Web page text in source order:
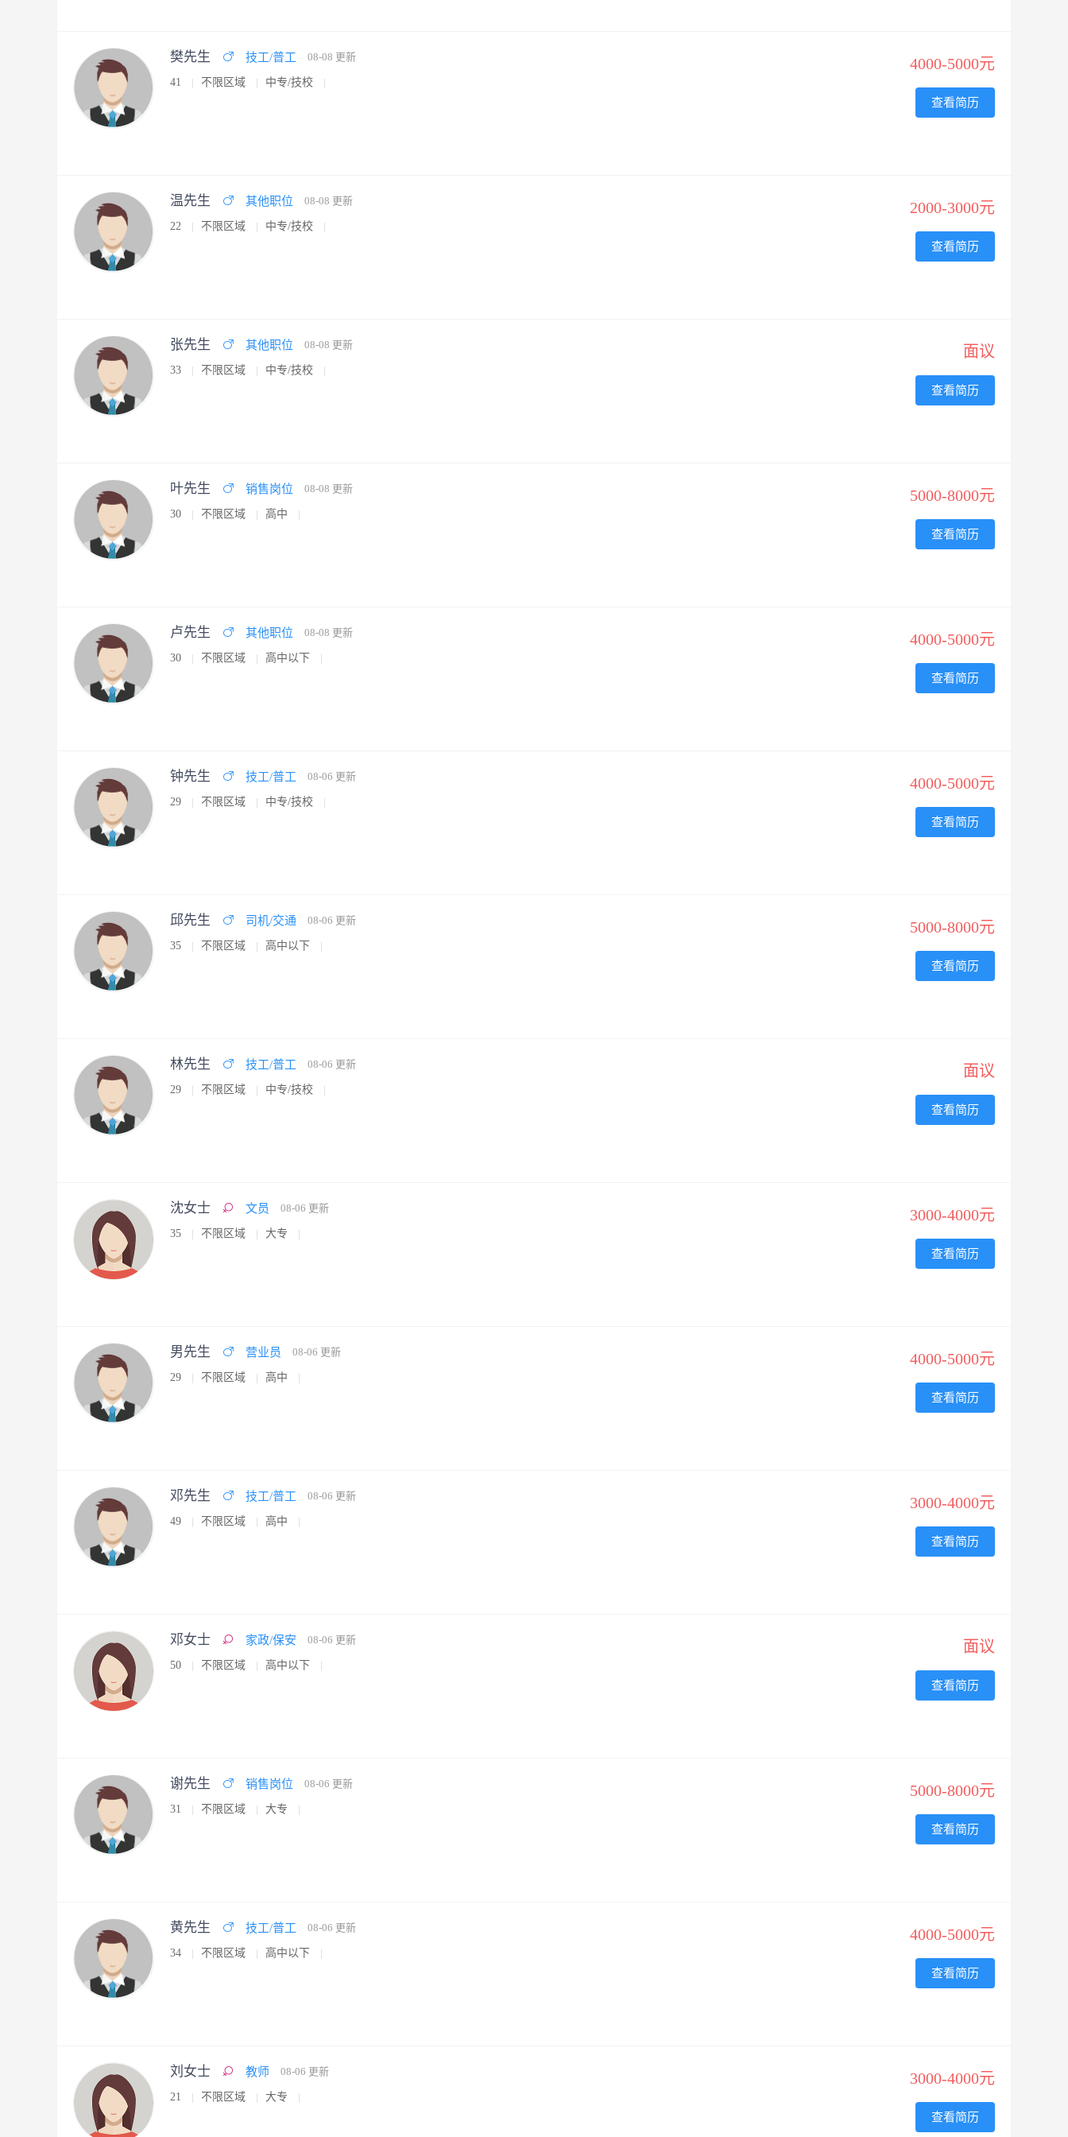
樊先生 技工/普工 08-08 更新
41 不限区域 中专/技校
4000-5000元
查看简历
温先生 其他职位 08-08 更新
22 不限区域 中专/技校
2000-3000元
查看简历
张先生 其他职位 08-08 更新
33 不限区域 中专/技校
面议
查看简历
叶先生 销售岗位 08-08 更新
30 不限区域 高中
5000-8000元
查看简历
卢先生 其他职位 08-08 更新
30 不限区域 高中以下
4000-5000元
查看简历
钟先生 技工/普工 08-06 更新
29 不限区域 中专/技校
4000-5000元
查看简历
邱先生 司机/交通 08-06 更新
35 不限区域 高中以下
5000-8000元
查看简历
林先生 技工/普工 08-06 更新
29 不限区域 中专/技校
面议
查看简历
沈女士 文员 08-06 更新
35 不限区域 大专
3000-4000元
查看简历
男先生 营业员 08-06 更新
29 不限区域 高中
4000-5000元
查看简历
邓先生 技工/普工 08-06 更新
49 不限区域 高中
3000-4000元
查看简历
邓女士 家政/保安 08-06 更新
50 不限区域 高中以下
面议
查看简历
谢先生 销售岗位 08-06 更新
31 不限区域 大专
5000-8000元
查看简历
黄先生 技工/普工 08-06 更新
34 不限区域 高中以下
4000-5000元
查看简历
刘女士 教师 08-06 更新
21 不限区域 大专
3000-4000元
查看简历